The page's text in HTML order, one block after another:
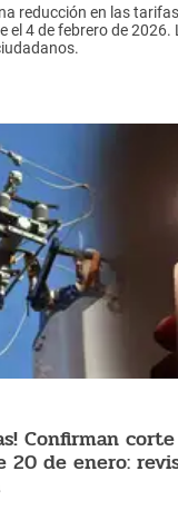
reducción en las
el 4 de febrero de 2026.
Confirman
20 de enero: